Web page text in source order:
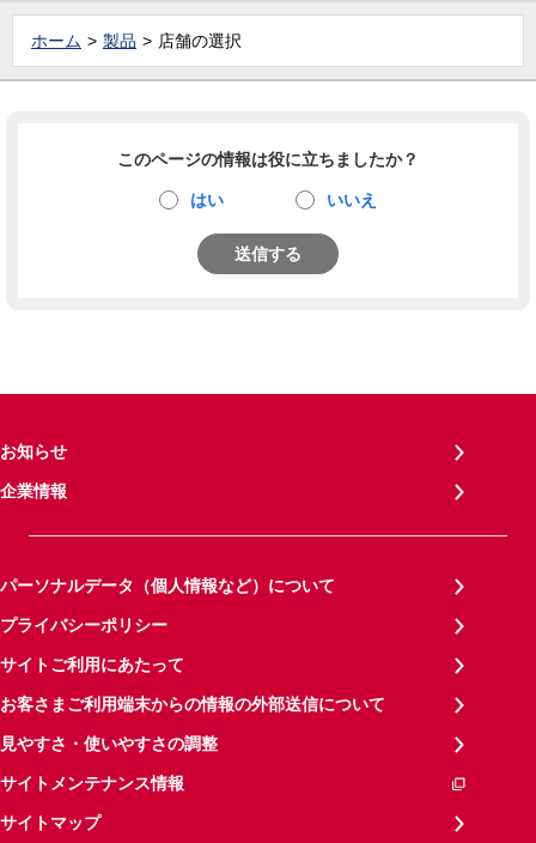
ホーム 製品 店舗の選択
このページの情報は役に立ちましたか？
はい いいえ
送信する
お知らせ
企業情報
パーソナルデータ（個人情報など）について
プライバシーポリシー
サイトご利用にあたって
お客さまご利用端末からの情報の外部送信について
見やすさ・使いやすさの調整
サイトメンテナンス情報
サイトマップ